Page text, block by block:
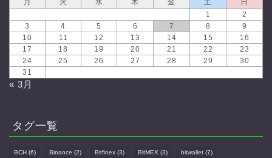
月
火 水 木 金 土
日
1
2
3
4 5 6 7 8
9
10
11 12 13 14 15
16
17
18 19 20 21 22
23
24
25 26 27 28 29
30
31
« 3月
タグ一覧
BCH (6) Binance (2) Bitfinex (3) BitMEX (3) bitwallet (7)